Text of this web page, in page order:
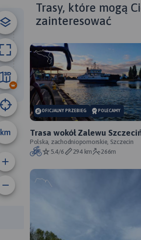
km
80 km
Trasy, które mogą
zainteresować
OFICJALNY PRZEBIEG POLECAMY
Trasa wokół Zalewu
- oficjalny przebieg szlaku
Polska, zachodniopomorskie, Szczecin
5.4/6
294 km 266m